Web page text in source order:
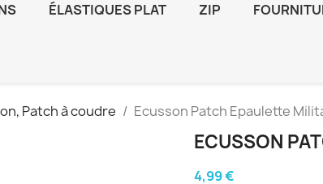
ÉLASTIQUES PLAT ZIP
Patch à coudre Ecusson Patch Epaulette
ECUSSON
4,99 €